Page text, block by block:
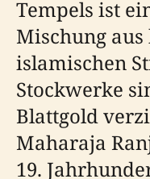
Tempels ist
Mischung
islamischen
Stockwerke
Blattgold
Maharaja
19.